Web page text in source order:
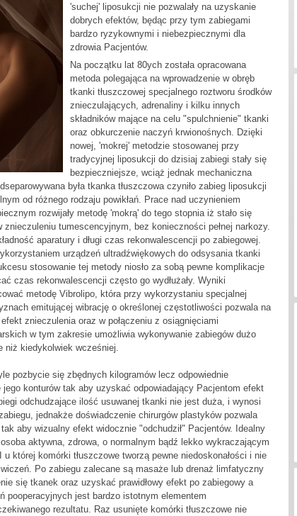
'suchej' liposukcji nie pozwalały na uzyskanie
dobrych efektów, będąc przy tym zabiegami
bardzo ryzykownymi i niebezpiecznymi dla
zdrowia Pacjentów.
Na początku lat 80ych została opracowana
metoda polegająca na wprowadzenie w obręb
tkanki tłuszczowej specjalnego roztworu środków
znieczulających, adrenaliny i kilku innych
składników mające na celu "spulchnienie" tkanki
oraz obkurczenie naczyń krwionośnych. Dzięki
nowej, 'mokrej' metodzie stosowanej przy
tradycyjnej liposukcji do dzisiaj zabiegi stały się
bezpieczniejsze, wciąż jednak mechaniczna
była tkanka tłuszczowa czyniło zabieg liposukcji
od różnego rodzaju powikłań. Prace nad uczynieniem
rozwijały metodę 'mokrą' do tego stopnia iż stało się
znieczuleniu tumescencyjnym, bez konieczności pełnej narkozy.
aparatury i długi czas rekonwalescencji po zabiegowej.
urządzeń ultradźwiękowych do odsysania tkanki
stosowanie tej metody niosło za sobą pewne komplikacje
czas rekonwalescencji często go wydłużały. Wyniki
metodę Vibrolipo, która przy wykorzystaniu specjalnej
emitującej wibrację o określonej częstotliwości pozwala na
znieczulenia oraz w połączeniu z osiągnięciami
w tym zakresie umożliwia wykonywanie zabiegów dużo
niż kiedykolwiek wcześniej.
pozbycie się zbędnych kilogramów lecz odpowiednie
jego konturów tak aby uzyskać odpowiadający Pacjentom efekt
odchudzające ilość usuwanej tkanki nie jest duża, i wynosi
jednakże doświadczenie chirurgów plastyków pozwala
aby wizualny efekt widocznie "odchudził" Pacjentów. Idealny
aktywna, zdrowa, o normalnym bądź lekko wykraczającym
której komórki tłuszczowe tworzą pewne niedoskonałości i nie
Po zabiegu zalecane są masaże lub drenaż limfatyczny
się tkanek oraz uzyskać prawidłowy efekt po zabiegowy a
pooperacyjnych jest bardzo istotnym elementem
rezultatu. Raz usunięte komórki tłuszczowe nie